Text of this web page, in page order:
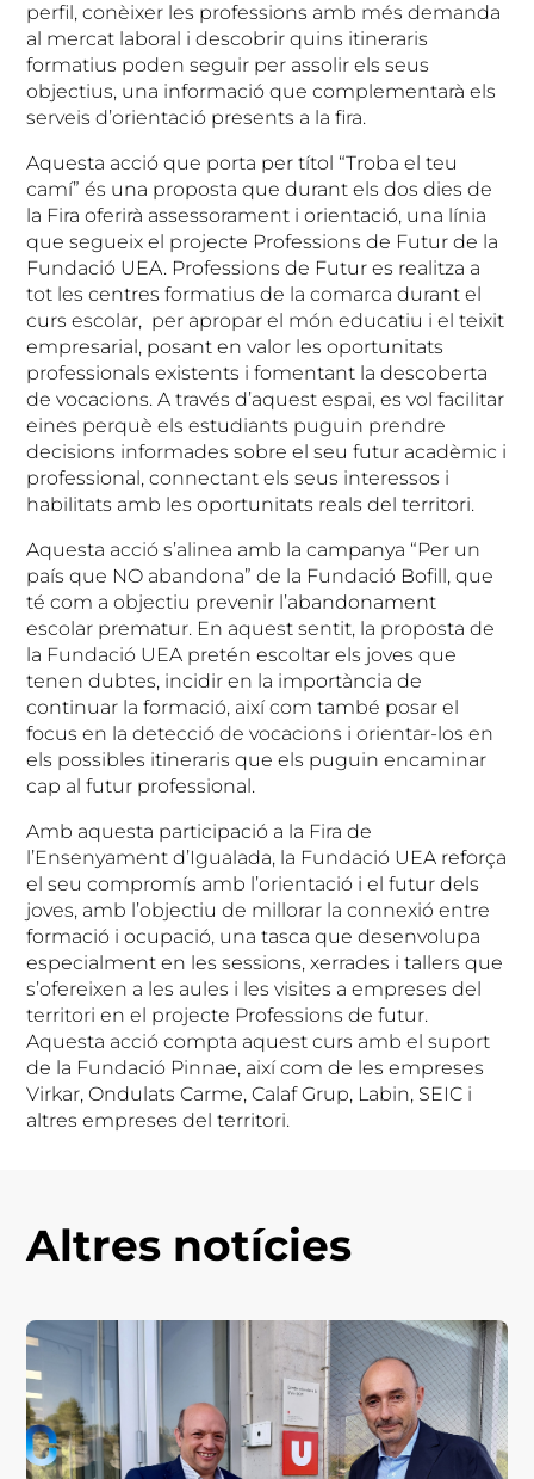
perfil, conèixer les professions amb més demanda
al mercat laboral i descobrir quins itineraris
formatius poden seguir per assolir els seus
objectius, una informació que complementarà els
serveis d’orientació presents a la fira.
Aquesta acció que porta per títol “Troba el teu
camí” és una proposta que durant els dos dies de
la Fira oferirà assessorament i orientació, una línia
que segueix el projecte Professions de Futur de la
Fundació UEA. Professions de Futur es realitza a
tot les centres formatius de la comarca durant el
curs escolar, per apropar el món educatiu i el teixit
empresarial, posant en valor les oportunitats
professionals existents i fomentant la descoberta
de vocacions. A través d’aquest espai, es vol facilitar
eines perquè els estudiants puguin prendre
decisions informades sobre el seu futur acadèmic i
professional, connectant els seus interessos i
habilitats amb les oportunitats reals del territori.
Aquesta acció s’alinea amb la campanya “Per un
país que NO abandona” de la Fundació Bofill, que
té com a objectiu prevenir l’abandonament
escolar prematur. En aquest sentit, la proposta de
la Fundació UEA pretén escoltar els joves que
tenen dubtes, incidir en la importància de
continuar la formació, així com també posar el
focus en la detecció de vocacions i orientar-los en
els possibles itineraris que els puguin encaminar
cap al futur professional.
Amb aquesta participació a la Fira de
l’Ensenyament d’Igualada, la Fundació UEA reforça
el seu compromís amb l’orientació i el futur dels
joves, amb l’objectiu de millorar la connexió entre
formació i ocupació, una tasca que desenvolupa
especialment en les sessions, xerrades i tallers que
s’ofereixen a les aules i les visites a empreses del
territori en el projecte Professions de futur.
Aquesta acció compta aquest curs amb el suport
de la Fundació Pinnae, així com de les empreses
Virkar, Ondulats Carme, Calaf Grup, Labin, SEIC i
altres empreses del territori.
Altres notícies